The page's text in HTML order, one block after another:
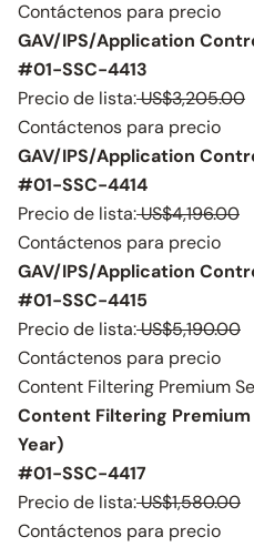
Contáctenos para precio
GAV/IPS/Application
#01-SSC-4413
Precio de lista:US$3,205.00
Contáctenos para precio
GAV/IPS/Application
#01-SSC-4414
Precio de lista:US$4,196.00
Contáctenos para precio
GAV/IPS/Application
#01-SSC-4415
Precio de lista:US$5,190.00
Contáctenos para precio
Content Filtering Premium
Content Filtering Premium
Year)
#01-SSC-4417
Precio de lista:US$1,580.00
Contáctenos para precio